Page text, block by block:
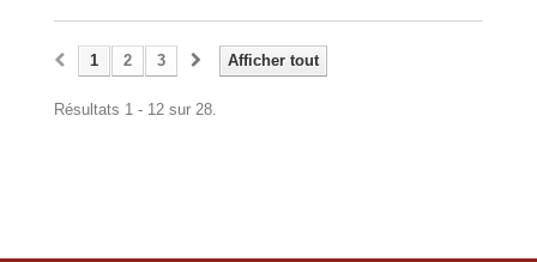
Afficher tout
1 2 3
Résultats 1 - 12 sur 28.